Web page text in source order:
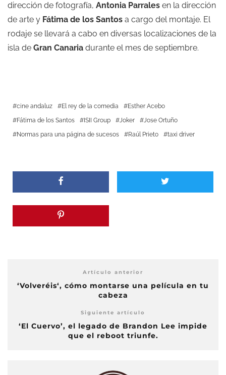
dirección de fotografía, Antonia Parrales en la dirección
de arte y Fátima de los Santos a cargo del montaje. El
rodaje se llevará a cabo en diversas localizaciones de la
isla de Gran Canaria durante el mes de septiembre.
cine andaluz El rey de la comedia
Esther Acebo
Fátima de los Santos
ISII Group Joker
Jose Ortuño
Normas para una página de sucesos
Raúl Prieto taxi driver
Artículo anterior
‘Volveréis‘, cómo montarse una película en tu
cabeza
Siguiente artículo
‘El Cuervo’, el legado de Brandon Lee impide
que el reboot triunfe.